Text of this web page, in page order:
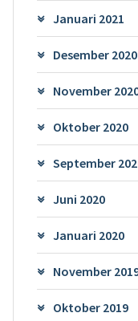
Januari 2021
Desember 2020
November
Oktober 2020
September
Juni 2020
Januari 2020
November
Oktober 2019